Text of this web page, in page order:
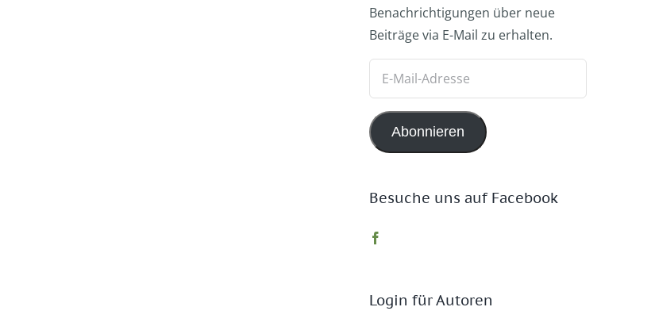
Benachrichtigungen über neue
Beiträge via E-Mail zu erhalten.
Adresse
Abonnieren
Besuche uns auf Facebook
Login für Autoren